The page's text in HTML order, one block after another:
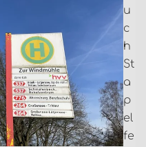
u
c
h
St
a
p
el
fe